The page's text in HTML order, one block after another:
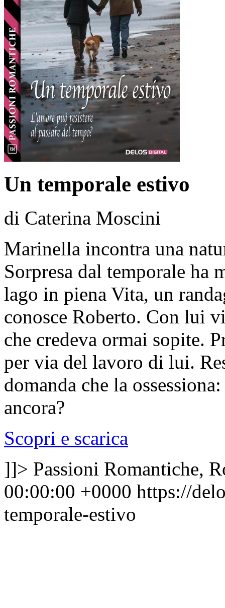
Un temporale estivo
di Caterina Moscini
Marinella incontra una
Sorpresa dal temporale ha
lago in piena Vita, un
conosce Roberto. Con lui
che credeva ormai sopite.
per via del lavoro di lui.
domanda che la
ancora?
Scopri e scarica
]]> Passioni Romantiche,
00:00:00 +0000 https://
temporale-estivo